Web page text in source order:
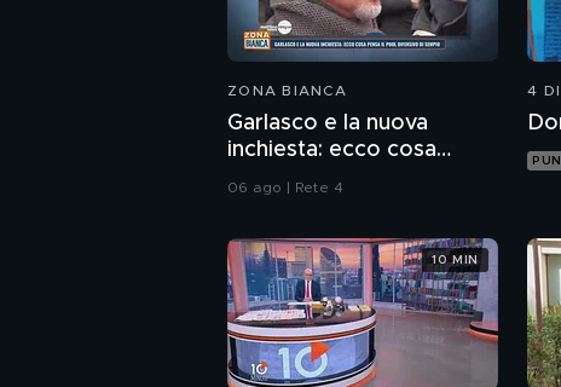
ZONA BIANCA
Garlasco e la nuova
inchiesta: ecco cosa
pensa il pool difensivo di
06 ago | Rete 4
4 DI
10 MIN